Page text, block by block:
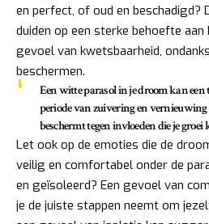
en perfect, of oud en beschadigd?
duiden op een sterke behoefte
gevoel van kwetsbaarheid,
beschermen.
Een witte parasol in je droom kan een
periode van zuivering en
beschermt tegen invloeden die je
Let ook op de emoties die de
veilig en comfortabel onder de
en geïsoleerd? Een gevoel van
je de juiste stappen neemt om